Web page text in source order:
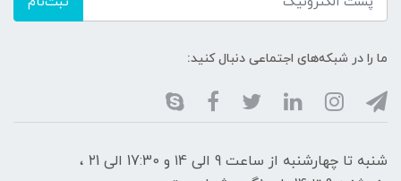
ما را در شبکه‌های اجتماعی دنبال کنید:
شنبه تا چهارشنبه از ساعت 9 الی ۱4 و 17:30 الی ۲1 ،